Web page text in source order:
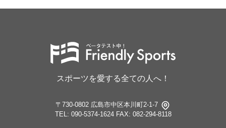
スポーツを愛する全ての人へ！
〒730-0802 広島市中区本川町2-1-7
TEL: 090-5374-1624 FAX: 082-294-8118